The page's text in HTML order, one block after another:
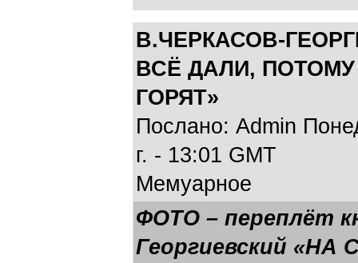
В.ЧЕРКАСОВ-
ВСЁ ДАЛИ,
ГОРЯТ»
Послано: Admin
г. - 13:01 GMT
Мемуарное
ФОТО – переплёт
Георгиевский